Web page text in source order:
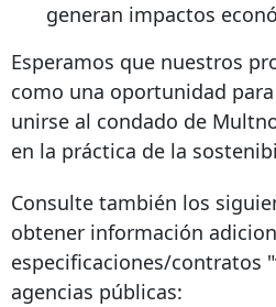
generan impactos
Esperamos que nuestros
como una oportunidad
unirse al condado de
en la práctica de la
Consulte también los
obtener información
especificaciones/contratos
agencias públicas: